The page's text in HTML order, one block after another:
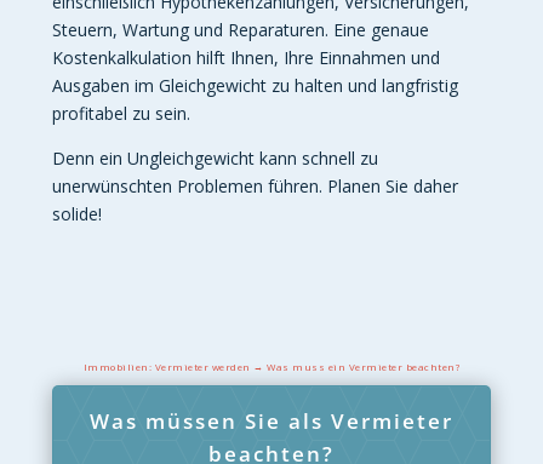
Steuern, Wartung und Reparaturen. Eine genaue
Kostenkalkulation hilft Ihnen, Ihre Einnahmen und
Ausgaben im Gleichgewicht zu halten und langfristig
profitabel zu sein.
Denn ein Ungleichgewicht kann schnell zu
unerwünschten Problemen führen. Planen Sie daher
solide!
Immobilien: Vermieter werden → Was muss ein Vermieter beachten?
Was müssen Sie als Vermieter
beachten?